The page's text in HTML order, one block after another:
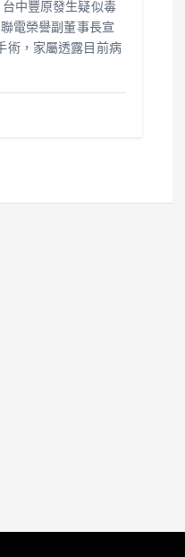
中豐原發生疑似毒
電榮譽副董事長宣
術，家屬透露目前病